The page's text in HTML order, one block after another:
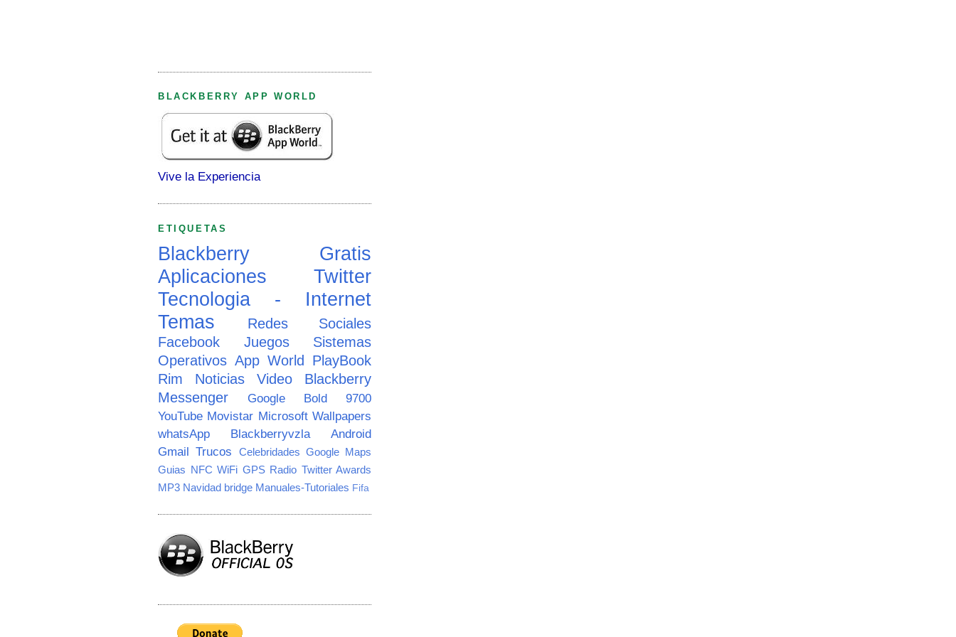
BLACKBERRY APP WORLD
Vive la Experiencia
ETIQUETAS
Blackberry
Gratis
Aplicaciones
Twitter
Tecnologia - Internet
Temas
Redes Sociales
Facebook
Juegos
Sistemas
Operativos App World PlayBook
Rim
Noticias Video
Blackberry
Messenger
Google
Bold 9700
YouTube Movistar Microsoft Wallpapers
whatsApp
Blackberryvzla
Android
Gmail Trucos Celebridades Google Maps
Guias NFC WiFi GPS Radio Twitter Awards
MP3 Navidad bridge Manuales-Tutoriales Fifa